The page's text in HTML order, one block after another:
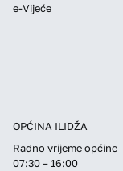
OPĆINA ILIDŽA
Radno vrijeme općine
07:30 – 16:00
e-Vijeće